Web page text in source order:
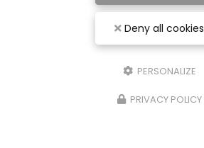
Deny all cookies
PERSONALIZE
PRIVACY POLICY